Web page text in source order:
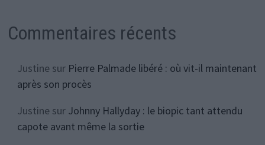
Commentaires récents
Justinesur Pierre Palmade libéré : où vit-il maintenant
après son procès
Justinesur Johnny Hallyday : le biopic tant attendu
capote avant même la sortie